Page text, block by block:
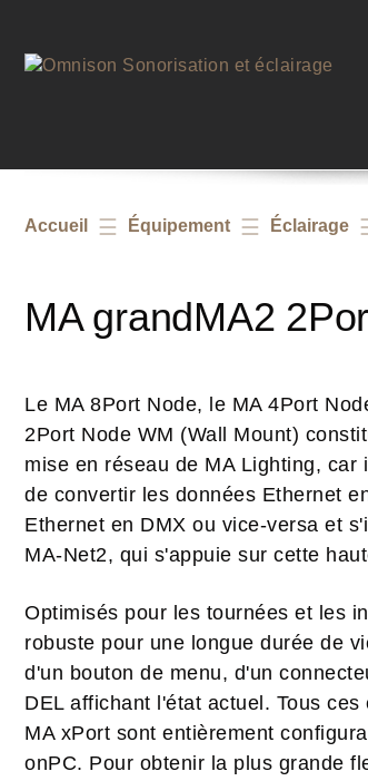
Accueil Équipement Éclairage
MA grandMA2
Le MA 8Port Node, le MA 4Port
2Port Node WM (Wall Mount)
mise en réseau de MA Lighting,
de convertir les données Ethernet
Ethernet en DMX ou vice-versa et
MA-Net2, qui s'appuie sur cette
Optimisés pour les tournées et les
robuste pour une longue durée de
d'un bouton de menu, d'un
DEL affichant l'état actuel. Tous
MA xPort sont entièrement
onPC. Pour obtenir la plus grande